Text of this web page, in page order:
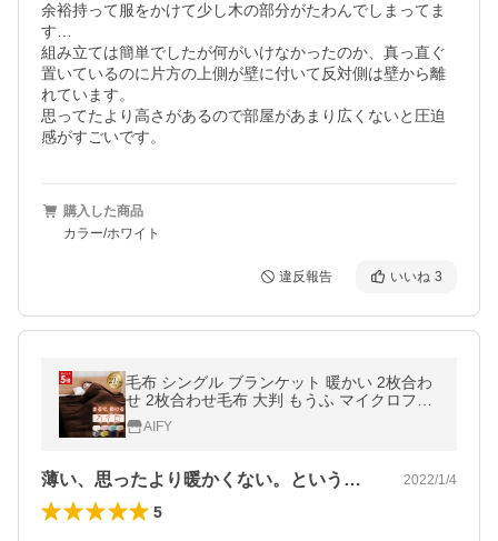
余裕持って服をかけて少し木の部分がたわんでしまってま
す…
組み立ては簡単でしたが何がいけなかったのか、真っ直ぐ
置いているのに片方の上側が壁に付いて反対側は壁から離
れています。
思ってたより高さがあるので部屋があまり広くないと圧迫
感がすごいです。
購入した商品
カラー/ホワイト
違反報告 いいね 3
毛布 シングル ブランケット 暖かい 2枚合わ
せ 2枚合わせ毛布 大判 もうふ マイクロファ
イバー毛布 厚手 二枚合わせ毛布 冬 軽い 冬
用 あったか毛布 洗える
AIFY
薄い、思ったより暖かくない。というレビ… 2022/1/4
5